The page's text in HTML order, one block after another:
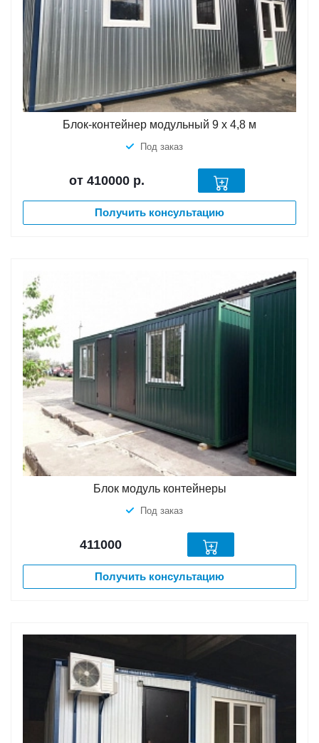
Блок-контейнер модульный 9 х 4,8 м
Под заказ
от 410000 р.
Получить консультацию
Блок модуль контейнеры
Под заказ
411000
Получить консультацию